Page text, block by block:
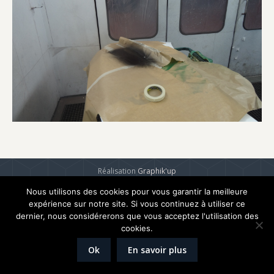
Réalisation Graphik'up
Nous utilisons des cookies pour vous garantir la meilleure
expérience sur notre site. Si vous continuez à utiliser ce
dernier, nous considérerons que vous acceptez l'utilisation des
cookies.
Ok En savoir plus